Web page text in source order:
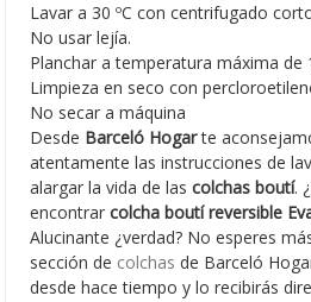
Lavar a 30 ºC con centrifugado
No usar lejía.
Planchar a temperatura máxima de
Limpieza en seco con
No secar a máquina
Desde Barceló Hogarte
atentamente las instrucciones de
alargar la vida de las colchas boutí.
encontrarcolcha boutí reversible
Alucinante ¿verdad? No esperes
sección de colchas de Barceló
desde hace tiempo y lo recibirás